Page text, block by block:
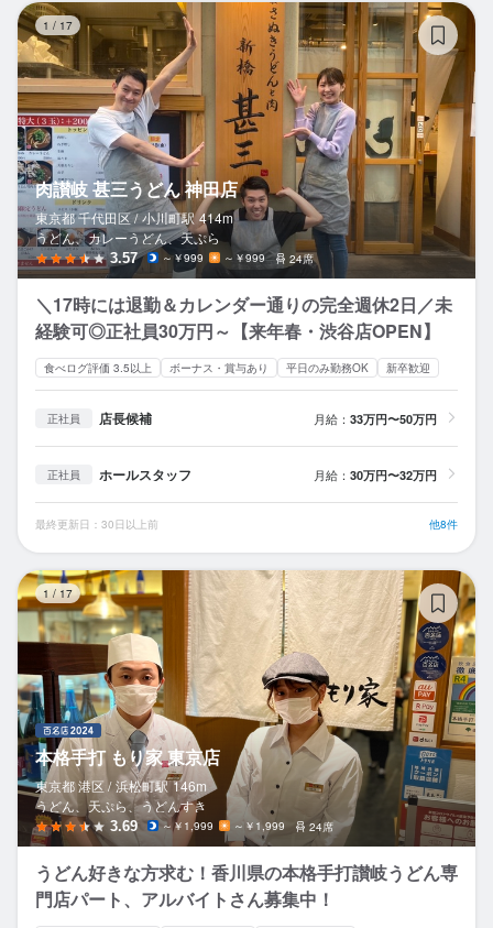
1 / 17
肉讃岐 甚三うどん 神田店
東京都 千代田区 / 小川町駅 414m
うどん、カレーうどん、天ぷら
3.57 ～￥999 ～￥999 24席
＼17時には退勤＆カレンダー通りの完全週休2日／未
経験可◎正社員30万円～【来年春・渋谷店OPEN】
食べログ評価 3.5以上 ボーナス・賞与あり 平日のみ勤務OK 新卒歓迎
正社員 店長候補 月給： 33万円〜50万円
正社員 ホールスタッフ 月給： 30万円〜32万円
最終更新日：30日以上前 他8件
1 / 17
本格手打 もり家 東京店
東京都 港区 / 浜松町駅 146m
うどん、天ぷら、うどんすき
3.69 ～￥1,999 ～￥1,999 24席
うどん好きな方求む！香川県の本格手打讃岐うどん専
門店パート、アルバイトさん募集中！